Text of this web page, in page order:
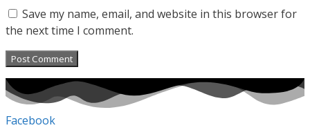
Save my name, email, and website in this browser for
the next time I comment.
Facebook